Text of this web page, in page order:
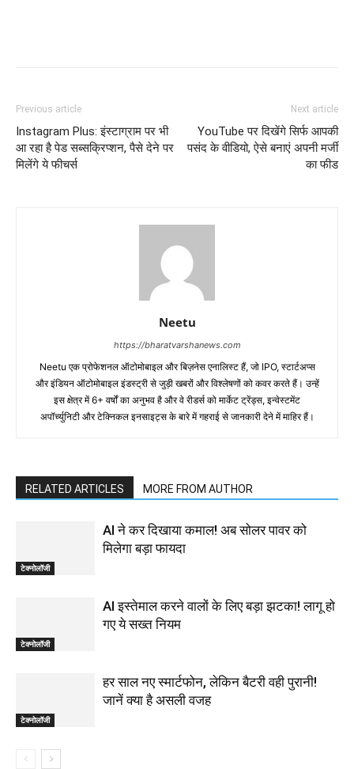
Previous article
Instagram Plus: इंस्टाग्राम पर भी
आ रहा है पेड सब्सक्रिप्शन, पैसे देने पर
मिलेंगे ये फीचर्स
Next article
YouTube पर दिखेंगे सिर्फ आपकी
पसंद के वीडियो, ऐसे बनाएं अपनी मर्जी
का फीड
Neetu
https://bharatvarshanews.com
Neetu एक प्रोफेशनल ऑटोमोबाइल और बिज़नेस एनालिस्ट हैं, जो IPO, स्टार्टअप्स
और इंडियन ऑटोमोबाइल इंडस्ट्री से जुड़ी खबरों और विश्लेषणों को कवर करते हैं। उन्हें
इस क्षेत्र में 6+ वर्षों का अनुभव है और वे रीडर्स को मार्केट ट्रेंड्स, इन्वेस्टमेंट
अपॉर्च्युनिटी और टेक्निकल इनसाइट्स के बारे में गहराई से जानकारी देने में माहिर हैं।
RELATED ARTICLES MORE FROM AUTHOR
टेक्नोलॉजी
AI ने कर दिखाया कमाल! अब सोलर पावर को
मिलेगा बड़ा फायदा
टेक्नोलॉजी
AI इस्तेमाल करने वालों के लिए बड़ा झटका! लागू हो
गए ये सख्त नियम
टेक्नोलॉजी
हर साल नए स्मार्टफोन, लेकिन बैटरी वही पुरानी!
जानें क्या है असली वजह